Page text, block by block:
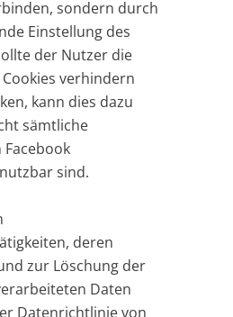
sondern durch
Einstellung des
der Nutzer die
verhindern
kann dies dazu
sämtliche
sind.
deren
zur Löschung der
Daten
Datenrichtlinie von